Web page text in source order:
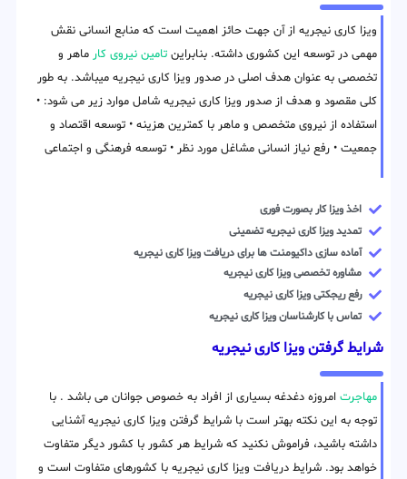
ویزا کاری نیجریه از آن جهت حائز اهمیت است که منابع انسانی نقش
مهمی در توسعه این کشوری داشته. بنابراین تامین نیروی کار ماهر و
تخصصی به عنوان هدف اصلی در صدور ویزا کاری نیجریه میباشد. به طور
کلی مقصود و هدف از صدور ویزا کاری نیجریه شامل موارد زیر می شود: •
استفاده از نیروی متخصص و ماهر با کمترین هزینه • توسعه اقتصاد و
جمعیت • رفع نیاز انسانی مشاغل مورد نظر • توسعه فرهنگی و اجتماعی
اخذ ویزا کار بصورت فوری
تمدید ویزا کاری نیجریه تضمینی
آماده سازی داکیومنت ها برای دریافت ویزا کاری نیجریه
مشاوره تخصصی ویزا کاری نیجریه
رفع ریجکتی ویزا کاری نیجریه
تماس با کارشناسان ویزا کاری نیجریه
شرایط گرفتن ویزا کاری نیجریه
مهاجرت امروزه دغدغه بسیاری از افراد به خصوص جوانان می باشد . با
توجه به این نکته بهتر است با شرایط گرفتن ویزا کاری نیجریه آشنایی
داشته باشید، فراموش نکنید که شرایط هر کشور با کشور دیگر متفاوت
خواهد بود. شرایط دریافت ویزا کاری نیجریه با کشورهای متفاوت است و